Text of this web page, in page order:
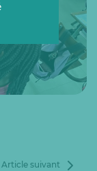
Article suivant